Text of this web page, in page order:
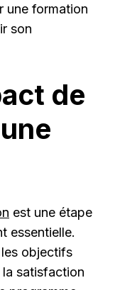
une formation
son
de
est une étape
essentielle.
objectifs
la satisfaction